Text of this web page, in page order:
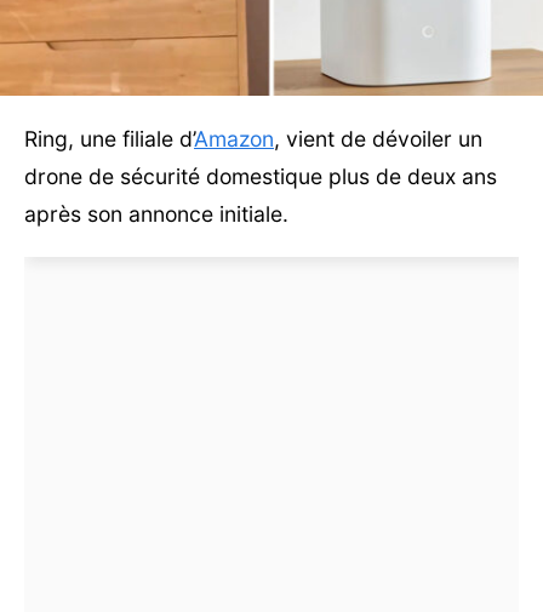
Ring, une filiale d’Amazon, vient de dévoiler un
drone de sécurité domestique plus de deux ans
après son annonce initiale.